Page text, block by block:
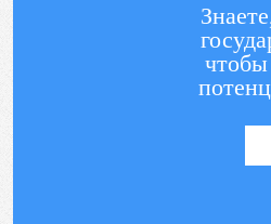
чтобы